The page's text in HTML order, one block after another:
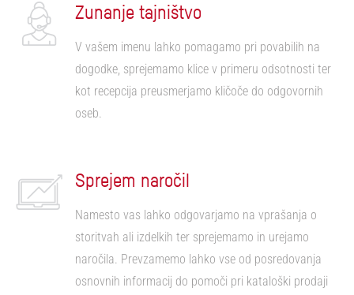
Zunanje tajništvo
V vašem imenu lahko pomagamo pri povabilih na
dogodke, sprejemamo klice v primeru odsotnosti ter
kot recepcija preusmerjamo kličoče do odgovornih
oseb.
Sprejem naročil
Namesto vas lahko odgovarjamo na vprašanja o
storitvah ali izdelkih ter sprejemamo in urejamo
naročila. Prevzamemo lahko vse od posredovanja
osnovnih informacij do pomoči pri kataloški prodaji